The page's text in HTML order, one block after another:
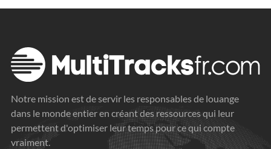
Notre mission est de servir les responsables de louange
dans le monde entier en créant des ressources qui leur
permettent d'optimiser leur temps pour ce qui compte
vraiment.